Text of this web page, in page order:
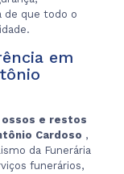
de que todo o
em
ossos e restos
Cardoso ,
da Funerária
funerários,